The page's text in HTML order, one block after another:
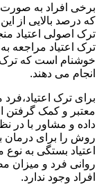
برخی افراد به
که درصد بالایی از
ترک اصولی اعتیاد
ترک اعتیاد مراجعه
خوشنام است که ترک
انجام می دهند.
برای ترک اعتیاد،فرد
معتبر و کمک گرفتن
داده و مشاور با در
روش را برای درمان
اعتیاد بستگی به
روانی فرد و میزان
افراد وجود ندارد.